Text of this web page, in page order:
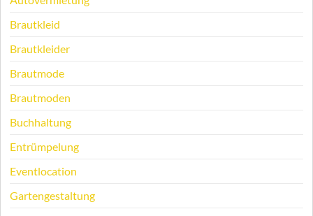
Brautkleid
Brautkleider
Brautmode
Brautmoden
Buchhaltung
Entrümpelung
Eventlocation
Gartengestaltung